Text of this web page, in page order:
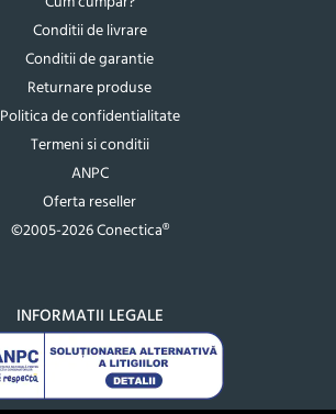
Conditii de livrare
Conditii de garantie
Returnare produse
Politica de confidentialitate
Termeni si conditii
ANPC
Oferta reseller
©2005-2026 Conectica®
INFORMATII LEGALE